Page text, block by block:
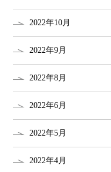
2022年10月
2022年9月
2022年8月
2022年6月
2022年5月
2022年4月